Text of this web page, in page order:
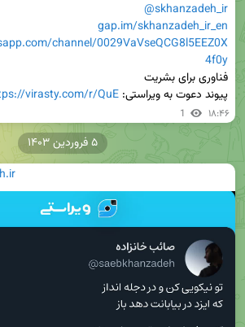
@skhanzadeh_ir
gap.im/skhanzadeh_ir_en
channel/0029VaVseQCG8l5EEZ0X
4f0y
پیوند دعوت به ویراستی: virasty.com/r/QuE
1 ۱۸:۴۶
۵ فروردین ۱۴۰۳